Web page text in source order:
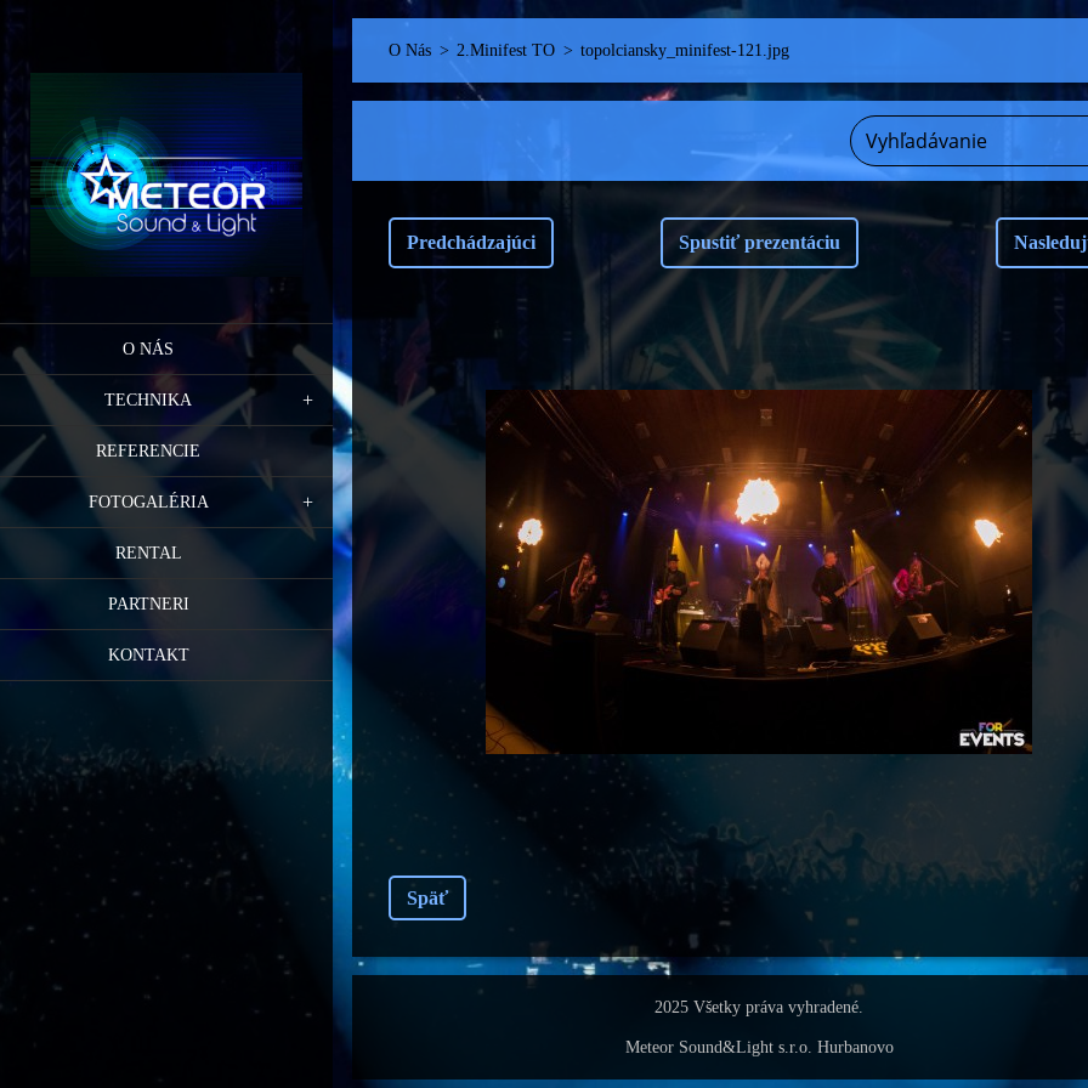
O NÁS
TECHNIKA
REFERENCIE
FOTOGALÉRIA
RENTAL
PARTNERI
KONTAKT
O Nás > 2.Minifest TO > topolciansky_minifest-121.jpg
Predchádzajúci Spustiť prezentáciu
Späť
2025 Všetky práva vyhradené.
Meteor Sound&Light s.r.o. Hurbanovo